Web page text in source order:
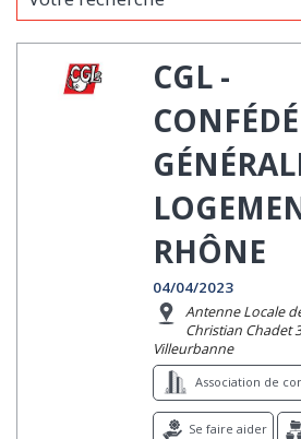
CGL -
RHÔNE
04/04/2023
Antenne Locale
Christian Chadet
Villeurbanne
Association de
Se faire aider